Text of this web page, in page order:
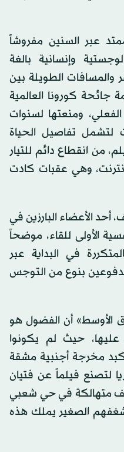
عبر السنين مفروشاً
وإنسانية بالغة
والمسافات الطويلة بين
جائحة كورونا العالمية
ومنعتها لسنوات
لتشمل تفاصيل الحياة
من انقطاع دائم للتيار
وهي عقبات كادت
الأعضاء البارزين في
الأولى للقاء، موضحاً
في البداية عبر
بنوع من التوجس
الأوسط» أن الفضول هو
حيث لم يكونوا
مخرجة أجنبية مشقة
لتصنع فيلماً عن فتيان
متهالكة في حي شعبي
الصغير يملك هذه